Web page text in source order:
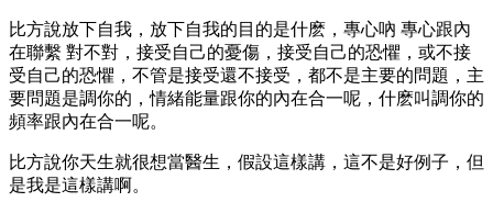
比方說放下自我，放下自我的目的是什麽，專心吶 專心跟內
在聯繫 對不對，接受自己的憂傷，接受自己的恐懼，或不接
受自己的恐懼，不管是接受還不接受，都不是主要的問題，主
要問題是調你的，情緒能量跟你的內在合一呢，什麽叫調你的
頻率跟內在合一呢。
比方說你天生就很想當醫生，假設這樣講，這不是好例子，但
是我是這樣講啊。